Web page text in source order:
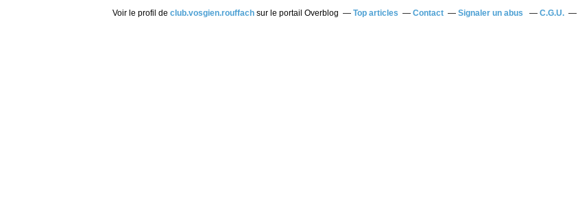
Voir le profil de club.vosgien.rouffach sur le portail Overblog Top articles Contact Signaler un abus C.G.U.